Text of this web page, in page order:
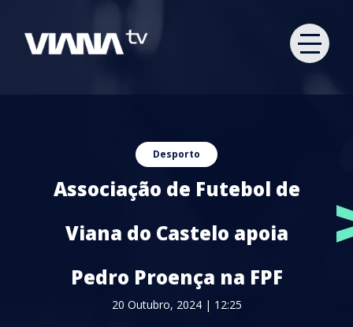
Desporto
Associação de Futebol de
Viana do Castelo apoia
Pedro Proença na FPF
20 Outubro, 2024 | 12:25